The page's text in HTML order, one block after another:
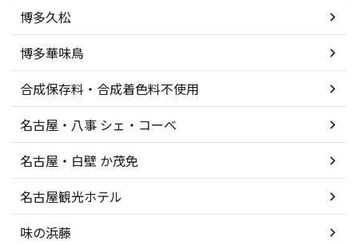
博多久松
博多華味鳥
合成保存料・合成着色料不使用
名古屋・八事 シェ・コーベ
名古屋・白壁 か茂免
名古屋観光ホテル
味の浜藤